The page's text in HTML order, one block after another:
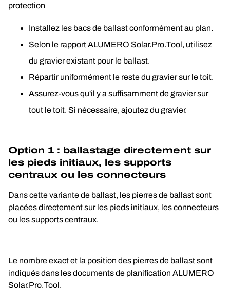
protection
Installez les bacs de ballast conformément au plan.
Selon le rapport ALUMERO Solar.Pro.Tool, utilisez
du gravier existant pour le ballast.
Répartir uniformément le reste du gravier sur le toit.
Assurez-vous qu'il y a suffisamment de gravier sur
tout le toit. Si nécessaire, ajoutez du gravier.
Option 1 : ballastage directement sur
les pieds initiaux, les supports
centraux ou les connecteurs
Dans cette variante de ballast, les pierres de ballast sont
placées directement sur les pieds initiaux, les connecteurs
ou les supports centraux.
Le nombre exact et la position des pierres de ballast sont
indiqués dans les documents de planification ALUMERO
Solar.Pro.Tool.